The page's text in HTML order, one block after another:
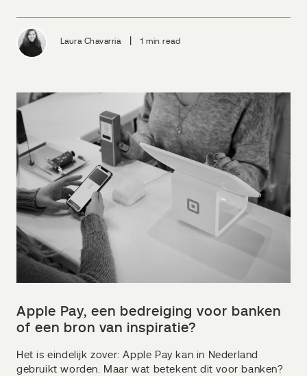
Laura Chavarria 1 min read
Apple Pay, een bedreiging voor banken
of een bron van inspiratie?
Het is eindelijk zover: Apple Pay kan in Nederland
gebruikt worden. Maar wat betekent dit voor banken?